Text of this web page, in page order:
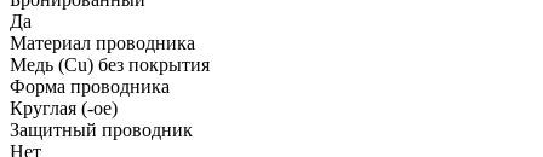
Да
Материал проводника
Медь (Cu) без покрытия
Форма проводника
Круглая (-ое)
Защитный проводник
Нет